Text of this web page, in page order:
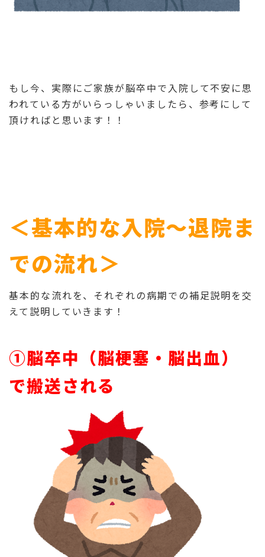
もし今、実際にご家族が脳卒中で入院して不安に思
われている方がいらっしゃいましたら、参考にして
頂ければと思います！！
＜基本的な入院～退院ま
での流れ＞
基本的な流れを、それぞれの病期での補足説明を交
えて説明していきます！
①脳卒中（脳梗塞・脳出血）
で搬送される